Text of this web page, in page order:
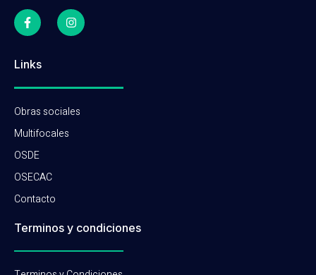
Links
Obras sociales
Multifocales
OSDE
OSECAC
Contacto
Terminos y condiciones